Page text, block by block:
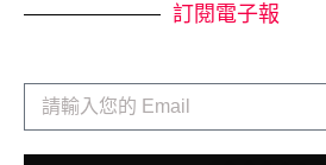
訂閱電子報